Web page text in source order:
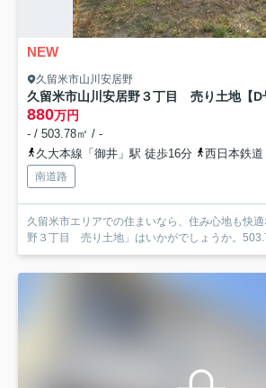
NEW
久留米市山川安居野
久留米市山川安居野３丁目 売り土地【D
880万円
- / 503.78㎡ / -
久大本線「御井」駅 徒歩16分
西日本鉄道（バス
南道路
久留米市エリアでの住まいなら、住み心地も快
野３丁目 売り土地」はいかがでしょうか。